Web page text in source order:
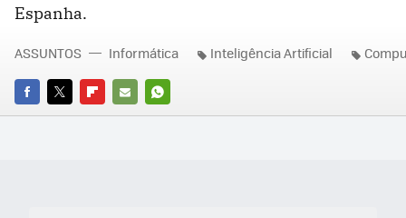
Espanha.
FACEBOOK
TWITTERFLIPBOARD
E-
WHATSAPP
ASSUNTOS Informática Inteligência Artificial